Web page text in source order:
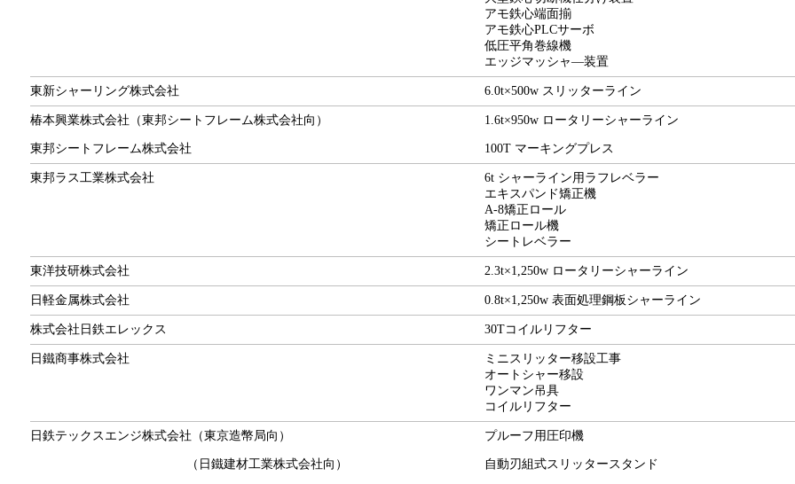
アモ鉄心端面揃
アモ鉄心PLCサーボ
低圧平角巻線機
エッジマッシャ―装置
東新シャーリング株式会社 6.0t×500w スリッターライン
椿本興業株式会社（東邦シートフレーム株式会社向） 1.6t×950w ロータリーシャーライン
東邦シートフレーム株式会社 100T マーキングプレス
東邦ラス工業株式会社
6t シャーライン用ラフレベラー
エキスパンド矯正機
A-8矯正ロール
矯正ロール機
シートレベラー
東洋技研株式会社 2.3t×1,250w ロータリーシャーライン
日軽金属株式会社 0.8t×1,250w 表面処理鋼板シャーライン
株式会社日鉄エレックス 30Tコイルリフター
日鐵商事株式会社
ミニスリッター移設工事
オートシャー移設
ワンマン吊具
コイルリフター
日鉄テックスエンジ株式会社（東京造幣局向） プルーフ用圧印機
（日鐵建材工業株式会社向） 自動刃組式スリッタースタンド